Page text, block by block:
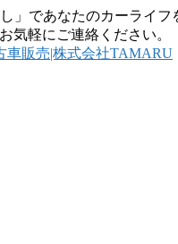
」であなたのカーライフ
気軽にご連絡ください。